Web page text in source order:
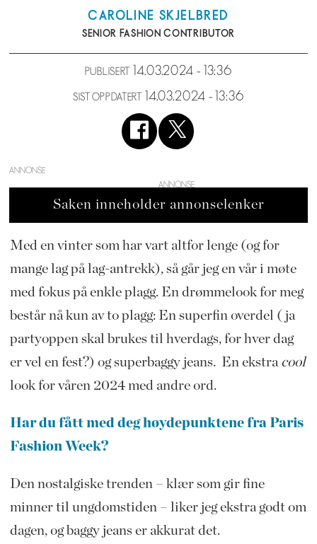
CAROLINE SKJELBRED
SENIOR FASHION CONTRIBUTOR
PUBLISERT 14.03.2024 - 13:36
SIST OPPDATERT 14.03.2024 - 13:36
ANNONSE
Saken inneholder annonselenker
Med en vinter som har vart altfor lenge (og for
mange lag på lag-antrekk), så går jeg en vår i møte
med fokus på enkle plagg. En drømmelook for meg
består nå kun av to plagg: En superfin overdel ( ja
partyoppen skal brukes til hverdags, for hver dag
er vel en fest?) og superbaggy jeans. En ekstra cool
look for våren 2024 med andre ord.
Har du fått med deg høydepunktene fra Paris
Fashion Week?
Den nostalgiske trenden – klær som gir fine
minner til ungdomstiden – liker jeg ekstra godt om
dagen, og baggy jeans er akkurat det.